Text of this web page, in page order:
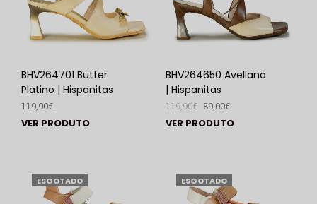
BHV264701 Butter
Platino | Hispanitas
119,90€
VER PRODUTO
BHV264650 Avellana
| Hispanitas
119,90€ 89,00€
VER PRODUTO
ESGOTADO ESGOTADO